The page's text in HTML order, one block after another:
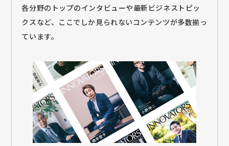
各分野のトップのインタビューや最新ビジネストピッ
クスなど、ここでしか見られないコンテンツが多数揃っ
ています。